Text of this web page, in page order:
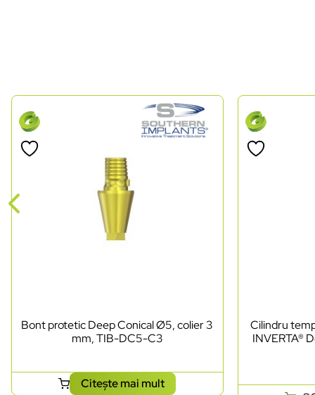
Bont protetic Deep Conical Ø5, colier 3
mm, TIB-DC5-C3
Citește mai mult
Cilindru
INVERTA®